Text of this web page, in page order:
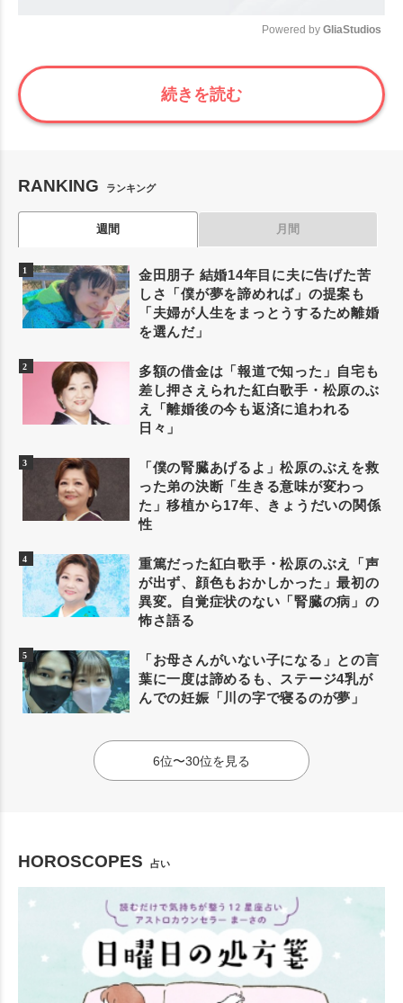
Mute
Powered by GliaStudios
続きを読む
RANKING ランキング
週間 月間
金田朋子 結婚14年目に夫に告げた苦
しさ「僕が夢を諦めれば」の提案も
「夫婦が人生をまっとうするため離婚
を選んだ」
多額の借金は「報道で知った」自宅も
差し押さえられた紅白歌手・松原のぶ
え「離婚後の今も返済に追われる
日々」
「僕の腎臓あげるよ」松原のぶえを救
った弟の決断「生きる意味が変わっ
た」移植から17年、きょうだいの関係
性
重篤だった紅白歌手・松原のぶえ「声
が出ず、顔色もおかしかった」最初の
異変。自覚症状のない「腎臓の病」の
怖さ語る
「お母さんがいない子になる」との言
葉に一度は諦めるも、ステージ4乳が
んでの妊娠「川の字で寝るのが夢」
6位〜30位を見る
HOROSCOPES 占い